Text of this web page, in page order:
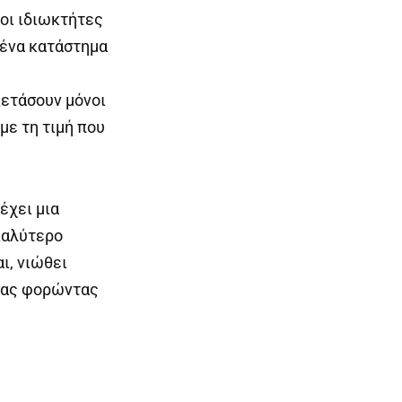
ιδιωκτήτες
κατάστημα
μόνοι
τη τιμή που
μια
νιώθει
φορώντας